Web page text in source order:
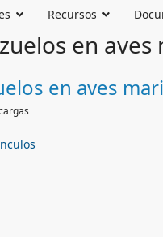
Recursos
en aves
en aves